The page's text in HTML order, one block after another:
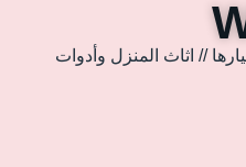
// اثاث المنزل وأدوات